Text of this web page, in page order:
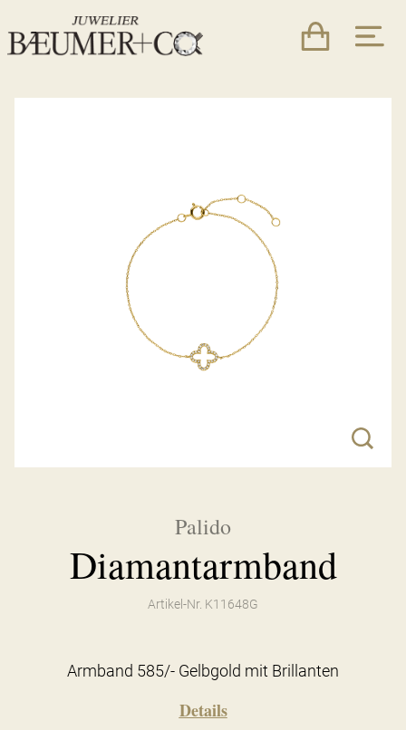
Palido
Diamantarmband
Artikel-Nr. K11648G
Armband 585/- Gelbgold mit Brillanten
Details